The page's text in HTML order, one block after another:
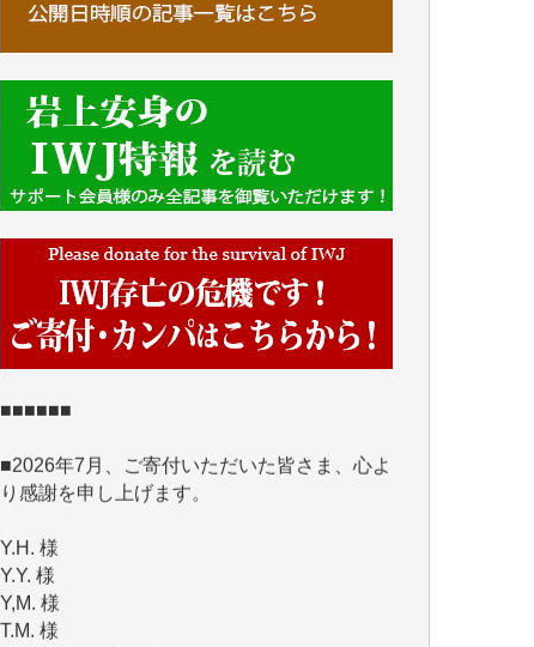
IWJには、ご寄付・カンパをいただいた方々
より、たくさんの応援のメッセージが届いて
います。感謝を込めて、その一部をここにご
紹介いたします。
■■■■■■
■2026年7月、ご寄付いただいた皆さま、心よ
Y.H. 様
Y,M. 様
T.M. 様
マツモト ヤスアキ 様
マシオン 恵美香 様